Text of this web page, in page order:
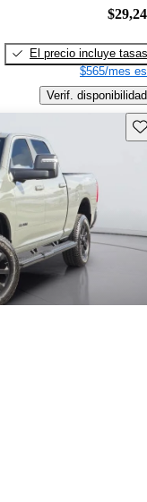
El precio incluye tasas
$565/mes
Verif. disponibilidad